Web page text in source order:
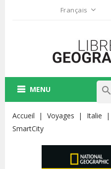
Français
MENU search
Accueil Voyages Italie
SmartCity